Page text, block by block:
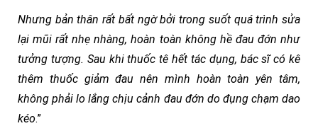
Nhưng bản thân rất bất ngờ bởi trong suốt quá trình sửa
lại mũi rất nhẹ nhàng, hoàn toàn không hề đau đớn như
tưởng tượng. Sau khi thuốc tê hết tác dụng, bác sĩ có kê
thêm thuốc giảm đau nên mình hoàn toàn yên tâm,
không phải lo lắng chịu cảnh đau đớn do đụng chạm dao
kéo.”